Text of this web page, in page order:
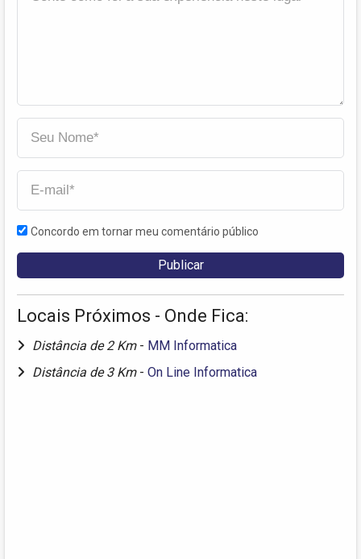
Concordo em tornar meu comentário público
Locais Próximos - Onde Fica:
Distância de 2 Km - MM Informatica
Distância de 3 Km - On Line Informatica